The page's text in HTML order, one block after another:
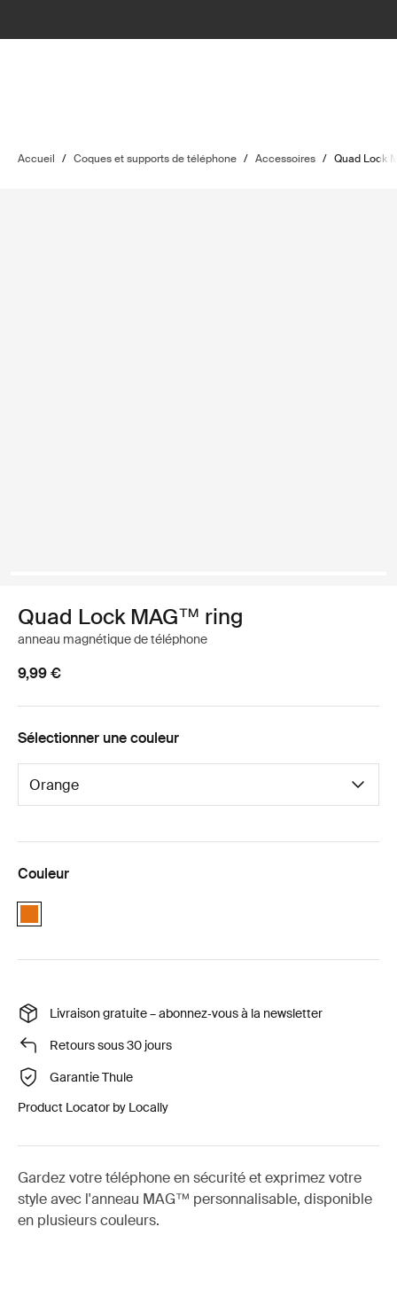
Accueil / Coques et supports de téléphone / Accessoires / Quad Lock
Quad Lock MAG™ ring
anneau magnétique de téléphone
9,99 €
Sélectionner une couleur
Couleur
Livraison gratuite – abonnez‑vous à la newsletter
Retours sous 30 jours
Garantie Thule
Product Locator by Locally
Gardez votre téléphone en sécurité et exprimez votre
style avec l'anneau MAG™ personnalisable, disponible
en plusieurs couleurs.